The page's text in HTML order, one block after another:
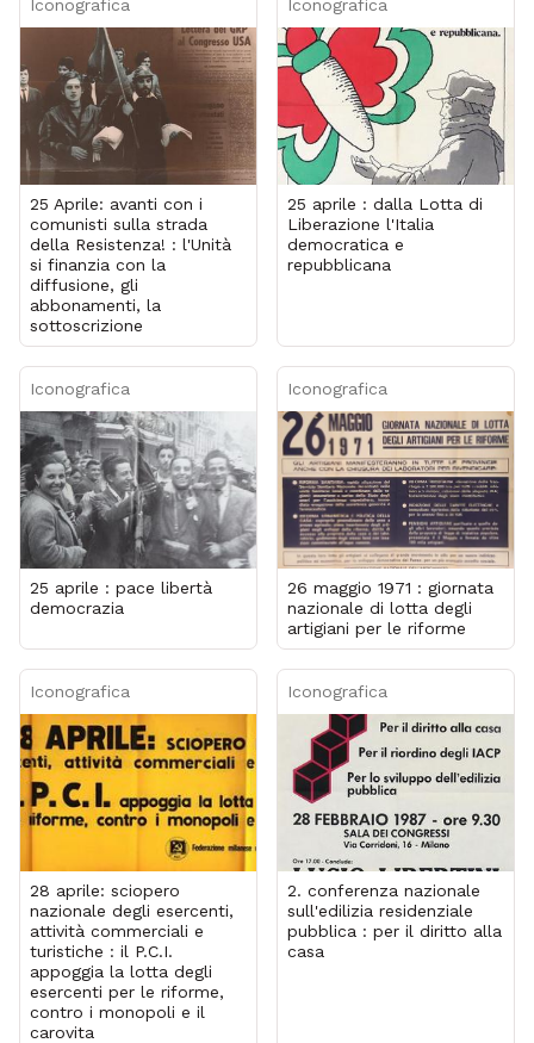
Iconografica
25 Aprile: avanti con i
comunisti sulla strada
della Resistenza! : l'Unità
si finanzia con la
diffusione, gli
abbonamenti, la
sottoscrizione
Iconografica
25 aprile : dalla Lotta di
Liberazione l'Italia
democratica e
repubblicana
Iconografica
25 aprile : pace libertà
democrazia
Iconografica
26 maggio 1971 : giornata
nazionale di lotta degli
artigiani per le riforme
Iconografica
28 aprile: sciopero
nazionale degli esercenti,
attività commerciali e
turistiche : il P.C.I.
appoggia la lotta degli
esercenti per le riforme,
contro i monopoli e il
carovita
Iconografica
2. conferenza nazionale
sull'edilizia residenziale
pubblica : per il diritto alla
casa